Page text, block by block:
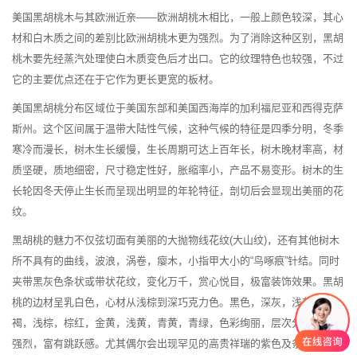
美国黑胡桃木与其欧洲近亲——欧洲胡桃木相比，一般上颜色较深，其心
材和白木质之间的差别比欧洲胡桃木更为强烈。为了消除这种区别，黑胡
桃木要先经蒸汽处理使白木质变色后才出口。它的纹理特色也较强，不过
它的主要优点还在于它作为更长更宽的板材。
美国黑胡桃分布区域位于美国东部和美国西海岸的加利福尼亚和西得克萨
斯州。这个区间属于温带大陆性气候，这种气候的特征是四季分明，冬季
寒冷而漫长，树木生长缓慢，生长周期可达上百年长，树木晚材率高，材
质坚硬，质地细密，尺寸稳定性好，胀缩率小，产品不易变形。树木的生
长轮因冬天停止生长而呈现出明显的年轮特征，剖切后会显现出美丽的花
纹。
黑胡桃的魅力不仅弦切面有美丽的大抛物线花纹(大山纹)，还有其他树木
所不具有的曲线，波浪，涡卷，瘿木，小指甲大小的“鸟啄痕”针结。同时
夹带黑灰色条状或带状花纹，变化万千，赏心悦目，极富装饰效果。黑胡
桃的边材呈乳白色，心材从浅棕到深巧克力色。黑色，深灰，浅灰，深
褐，浅棕，棕红，金黄，浅黄，青黄，青绿，色彩绚丽，层次分明，对比
强烈，富有跳跃感。尤其偶尔会出现罕见的高贵祥瑞的紫色及条纹——紫